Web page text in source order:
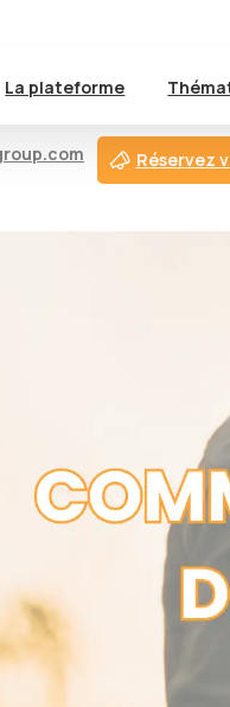
La plateforme
Réservez